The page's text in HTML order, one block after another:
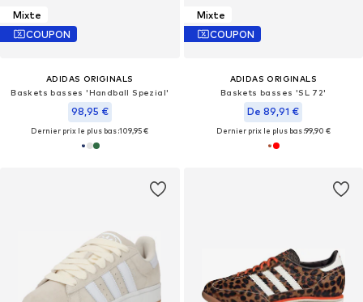
Mixte
COUPON
ADIDAS ORIGINALS
Baskets basses 'Handball Spezial'
98,95 €
Dernier prix le plus bas :109,95 €
Mixte
COUPON
ADIDAS ORIGINALS
Baskets basses 'SL 72'
De 89,91 €
Dernier prix le plus bas :99,90 €